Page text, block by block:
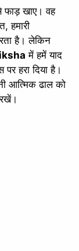
फाड़ खाए। वह
हमारी
है। लेकिन
में हमें याद
हरा दिया है।
आत्मिक ढाल को